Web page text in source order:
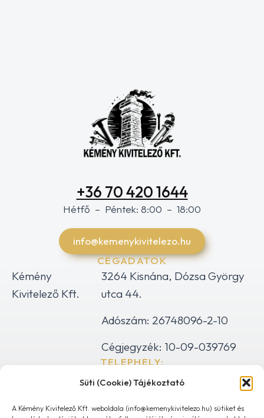
Süti (Cookie) Tájékoztató
A Kémény Kivitelező Kft. weboldala (info@kemenykivitelezo.hu) sütiket és
+36 70 420 1644
Hétfő – Péntek: 8:00 – 18:00
info@kemenykivitelezo.hu
CÉGADATOK
Kémény
Kivitelező Kft.
3264 Kisnána, Dózsa György
utca 44.
Adószám: 26748096-2-10
Cégjegyzék: 10-09-039769
TELEPHELY:
1044 Budapest, Gyertyaláng utca 4.
info@kemenykivitelezo.hu